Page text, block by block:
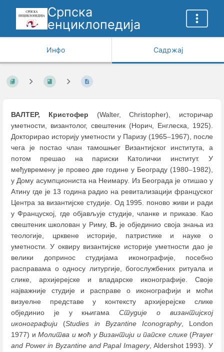
Српска
енциклопедија
Инфо Садржај
ВАЛТЕР, Кристофер (Walter, Christopher), историчар
уметности, византолог, свештеник (Норич, Енглескa, 1925).
Докторирао историју уметности у Паризу (1965–1967), после
чега је постао члан тамошњег Византијског института, а
потом прешао на париски Католички институт. У
међувремену је провео две године у Београду (1980–1982),
у Дому асумпциониста на Неимару. Из Београда је отишао у
Атину где је 13 година радио на ревитализацији француског
Центра за византијске студије. Од 1995. поново живи и ради
у Француској, где објављује студије, чланке и приказе. Као
свештеник школован у Риму, В. је објединио своја знања из
теологије, црквене историје, патристике и науке о
уметности. У оквиру византијске историје уметности дао је
велики допринос студијама иконографије, посебно
расправама о односу литургије, богослужбених ритуала и
слике, архијерејске и владарске иконографије. Своје
најважније студије и расправе о иконографији и моћи
визуелне представе у контексту архијерејске слике
објединио је у књигамаСтудије о византијској
иконографији (Studies in Byzantine Iconography, London
1977) и Молитва и моћ у Византији и папске слике(Prayer
and Power in Byzantine and Papal Imagery, Aldershot 1993). У